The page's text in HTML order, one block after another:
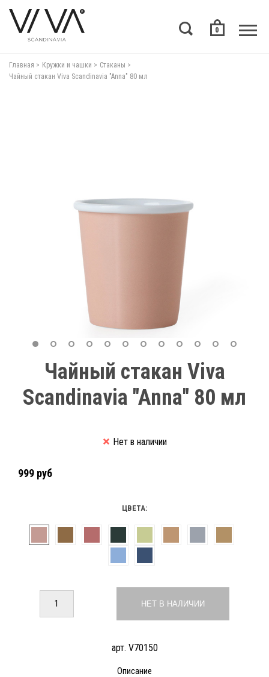
0
Главная Кружки и чашки
Стаканы
Чайный стакан Viva Scandinavia "Anna" 80 мл
Чайный стакан Viva
Scandinavia "Anna" 80 мл
Нет в наличии
999 руб
ЦВЕТА:
НЕТ В НАЛИЧИИ
арт. V70150
Описание